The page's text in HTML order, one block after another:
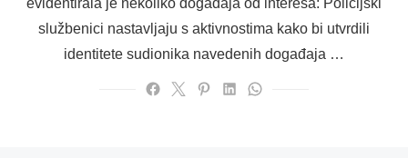
službenici nastavljaju s aktivnostima kako bi utvrdili
identitete sudionika navedenih događaja …